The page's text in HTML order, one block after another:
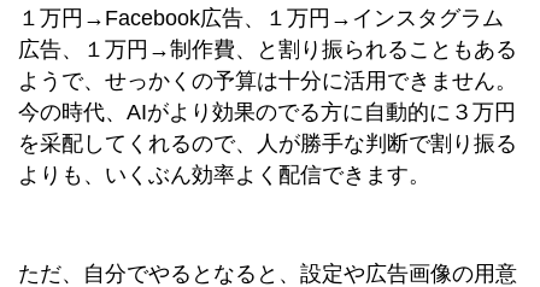
１万円→Facebook広告、１万円→インスタグラム
広告、１万円→制作費、と割り振られることもある
ようで、せっかくの予算は十分に活用できません。
今の時代、AIがより効果のでる方に自動的に３万円
を采配してくれるので、人が勝手な判断で割り振る
よりも、いくぶん効率よく配信できます。
ただ、自分でやるとなると、設定や広告画像の用意